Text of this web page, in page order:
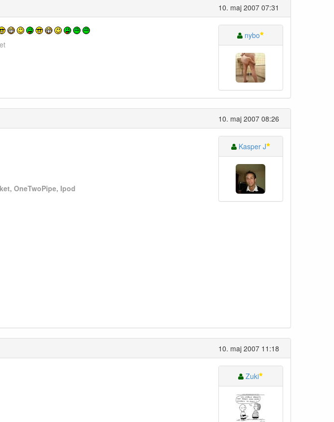
10. maj 2007 07:31
nybo
10. maj 2007 08:26
OneTwoPipe, Ipod
Kasper J
10. maj 2007 11:18
Zuki